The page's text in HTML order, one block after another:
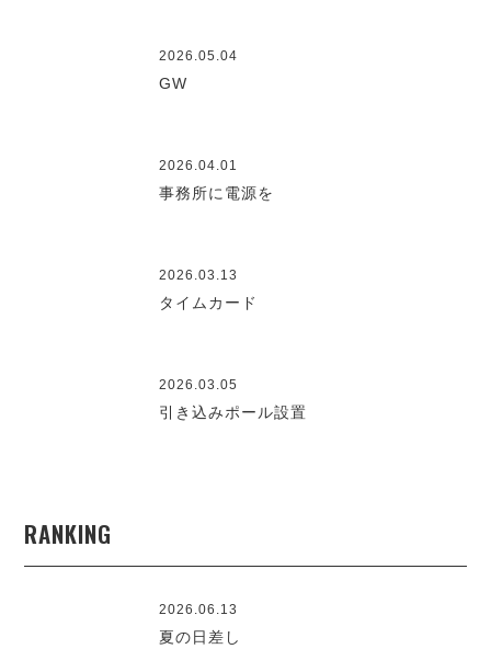
2026.05.04
GW
2026.04.01
事務所に電源を
2026.03.13
タイムカード
2026.03.05
引き込みポール設置
RANKING
2026.06.13
夏の日差し